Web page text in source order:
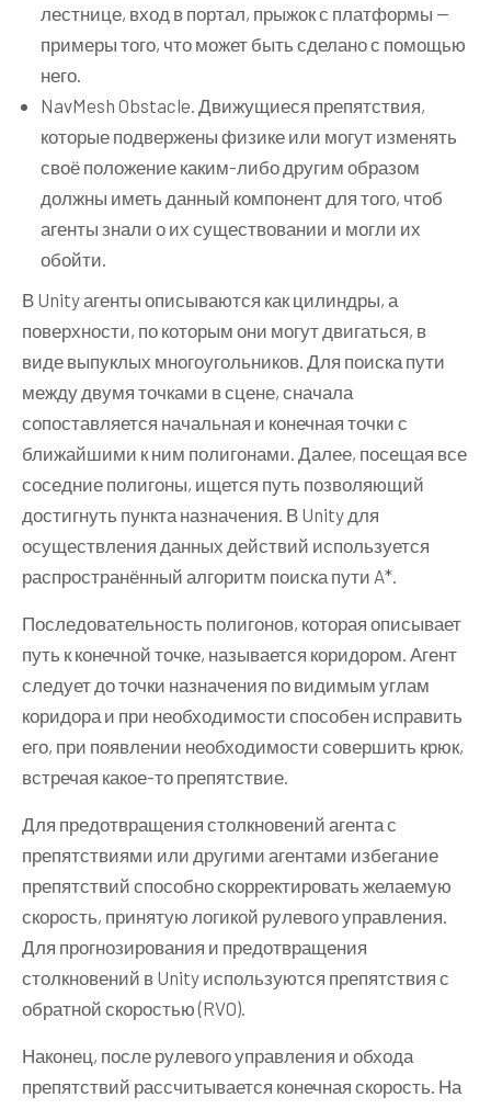
лестнице, вход в портал, прыжок с платформы —
примеры того, что может быть сделано с помощью
него.
NavMesh Obstacle. Движущиеся препятствия,
которые подвержены физике или могут изменять
своё положение каким-либо другим образом
должны иметь данный компонент для того, чтоб
агенты знали о их существовании и могли их
обойти.
В Unity агенты описываются как цилиндры, а
поверхности, по которым они могут двигаться, в
виде выпуклых многоугольников. Для поиска пути
между двумя точками в сцене, сначала
сопоставляется начальная и конечная точки с
ближайшими к ним полигонами. Далее, посещая все
соседние полигоны, ищется путь позволяющий
достигнуть пункта назначения. В Unity для
осуществления данных действий используется
распространённый алгоритм поиска пути A*.
Последовательность полигонов, которая описывает
путь к конечной точке, называется коридором. Агент
следует до точки назначения по видимым углам
коридора и при необходимости способен исправить
его, при появлении необходимости совершить крюк,
встречая какое-то препятствие.
Для предотвращения столкновений агента с
препятствиями или другими агентами избегание
препятствий способно скорректировать желаемую
скорость, принятую логикой рулевого управления.
Для прогнозирования и предотвращения
столкновений в Unity используются препятствия с
обратной скоростью (RVO).
Наконец, после рулевого управления и обхода
препятствий рассчитывается конечная скорость. На